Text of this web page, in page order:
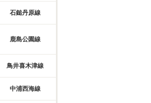
石鎚丹原線
鹿島公園線
鳥井喜木津線
中浦西海線